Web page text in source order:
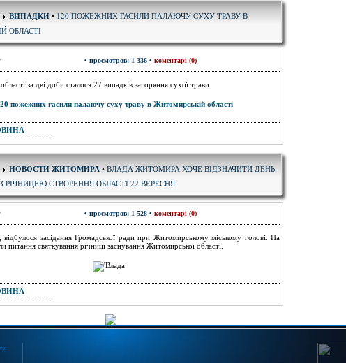
ВИПАДКИ • 120 ПОЖЕЖНИХ ГАСИЛИ ПАЛАЮЧУ СУХУ ТРАВУ В
ОБЛАСТІ
• просмотров: 1 336 • коментарі (0)
за дві доби сталося 27 випадків загоряння сухої трави.
НОВОСТИ ЖИТОМИРА • ВЛАДА ЖИТОМИРА ХОЧЕ ВІДЗНАЧИТИ ДЕНЬ
РІЧНИЦЕЮ СТВОРЕННЯ ОБЛАСТІ 22 ВЕРЕСНЯ
• просмотров: 1 528 • коментарі (0)
засідання Громадської ради при Житомирському міському голові. На
питання святкування річниці заснування Житомирської області.